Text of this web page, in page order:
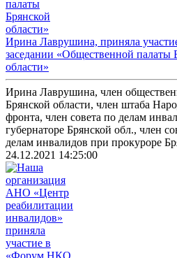
Ирина Лаврушина, приняла
заседании «Общественной палаты
области»
Ирина Лаврушина, член
Брянской области, член штаба
фронта, член совета по делам
губернаторе Брянской обл., член
делам инвалидов при прокуроре
24.12.2021 14:25:00